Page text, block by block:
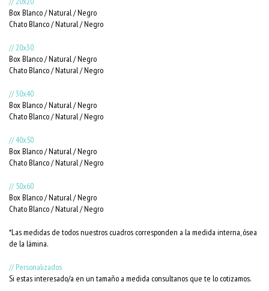
Box Blanco / Natural / Negro
Chato Blanco / Natural / Negro
// 20x30
Box Blanco / Natural / Negro
Chato Blanco / Natural / Negro
// 30x40
Box Blanco / Natural / Negro
Chato Blanco / Natural / Negro
// 40x50
Box Blanco / Natural / Negro
Chato Blanco / Natural / Negro
// 50x60
Box Blanco / Natural / Negro
Chato Blanco / Natural / Negro
*Las medidas de todos nuestros cuadros corresponden a la medida interna, ósea
de la lámina.
// Personalizados
Si estas interesado/a en un tamaño a medida consultanos que te lo cotizamos.